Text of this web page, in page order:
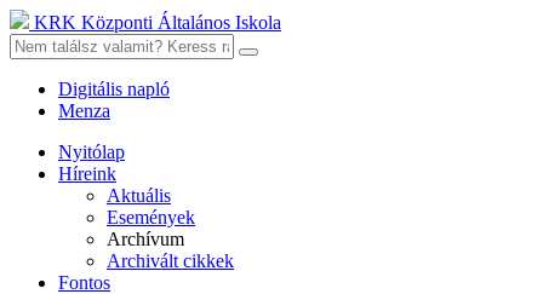
KRK Központi Általános Iskola
Digitális napló
Menza
Nyitólap
Híreink
Aktuális
Események
Archívum
Archivált cikkek
Fontos